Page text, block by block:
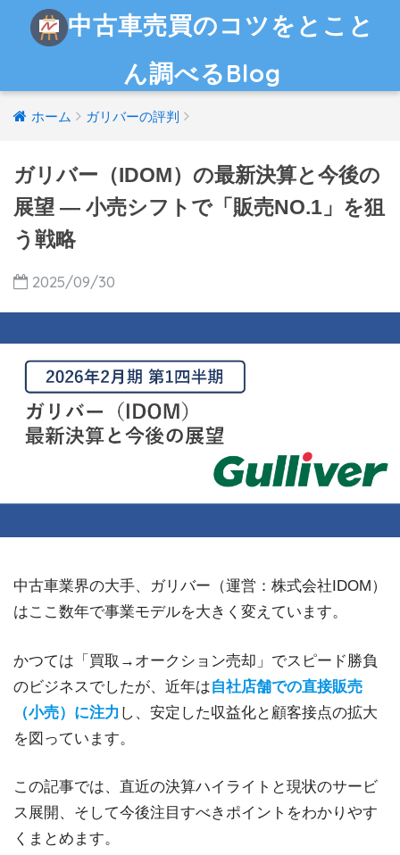
中古車売買のコツをとこと
ん調べるBlog
ホーム ガリバーの評判
ガリバー（IDOM）の最新決算と今後の
展望 — 小売シフトで「販売NO.1」を狙
う戦略
2025/09/30
中古車業界の大手、ガリバー（運営：株式会社IDOM）
はここ数年で事業モデルを大きく変えています。
かつては「買取→オークション売却」でスピード勝負
のビジネスでしたが、近年は自社店舗での直接販売
（小売）に注力 し、安定した収益化と顧客接点の拡大
を図っています。
この記事では、直近の決算ハイライトと現状のサービ
ス展開、そして今後注目すべきポイントをわかりやす
くまとめます。